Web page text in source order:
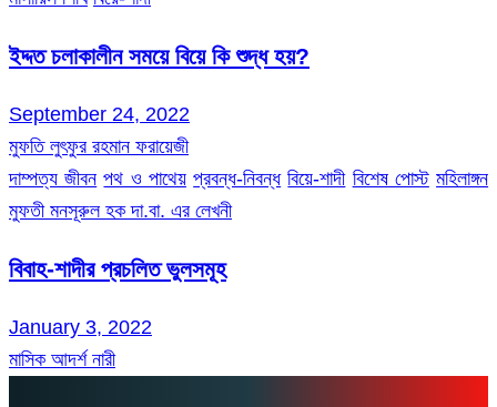
ইদ্দত চলাকালীন সময়ে বিয়ে কি শুদ্ধ হয়?
September 24, 2022
মুফতি লুৎফুর রহমান ফরায়েজী
দাম্পত্য জীবন পথ ও পাথেয় প্রবন্ধ-নিবন্ধ বিয়ে-শাদী বিশেষ পোস্ট মহিলাঙ্গন
মুফতী মনসূরুল হক দা.বা. এর লেখনী
বিবাহ-শাদীর প্রচলিত ভুলসমূহ
January 3, 2022
মাসিক আদর্শ নারী